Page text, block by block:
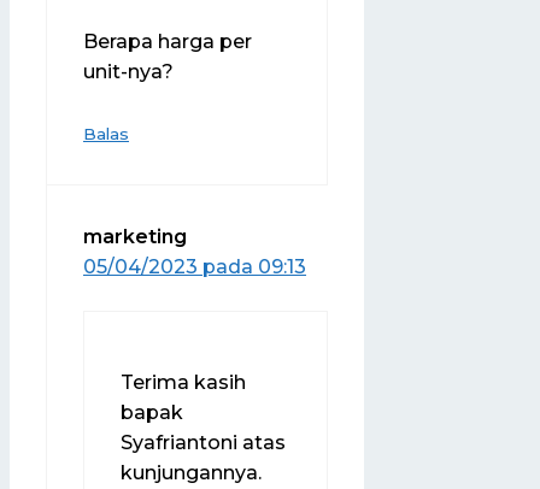
Berapa harga per
unit-nya?
Balas
marketing
05/04/2023 pada 09:13
Terima kasih
bapak
Syafriantoni atas
kunjungannya.